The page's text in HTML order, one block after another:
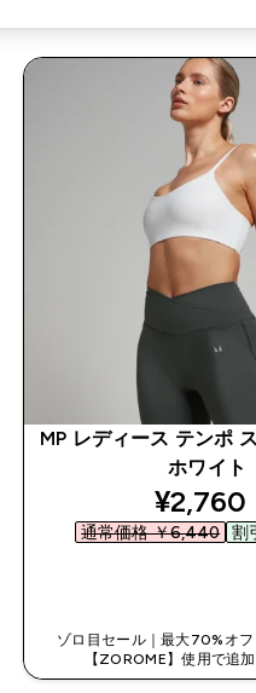
MP レディース テンポ
ホワイト
¥2,760‎
通常価格 ￥6,440‎ 割
ゾロ目セール｜最大70%オフ
【ZOROME】使用で追